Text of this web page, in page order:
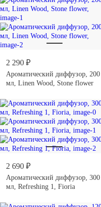
2 290 ₽
Ароматический диффузор, 200
мл, Linen Wood, Stone flower
2 690 ₽
Ароматический диффузор, 300
мл, Refreshing 1, Fioria